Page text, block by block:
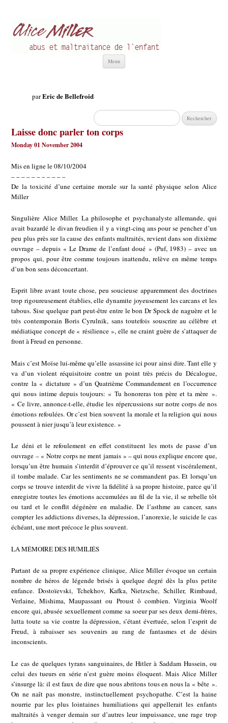
Menu
Rechercher :
parEric de Bellefroid
Laisse donc parler ton corps
Monday 01 November 2004
Mis en ligne le 08/10/2004
– – – – – – – – – – –
De la toxicité d’une certaine morale sur la santé physique selon Alice
Miller
Singulière Alice Miller. La philosophe et psychanalyste allemande, qui
avait bazardé le divan freudien il y a vingt-cinq ans pour se pencher d’un
peu plus près sur la cause des enfants maltraités, revient dans son dixième
ouvrage – depuis « Le Drame de l’enfant doué » (Puf, 1983) – avec un
propos qui, pour être comme toujours inattendu, relève en même temps
d’un bon sens déconcertant.
Esprit libre avant toute chose, peu soucieuse apparemment des doctrines
trop rigoureusement établies, elle dynamite joyeusement les carcans et les
tabous. Sise quelque part peut-être entre le bon Dr Spock de naguère et le
très contemporain Boris Cyrulnik, sans toutefois souscrire au célèbre et
médiatique concept de « résilience », elle ne craint guère de s’attaquer de
front à Freud en personne.
Mais c’est Moïse lui-même qu’elle assassine ici pour ainsi dire. Tant elle y
va d’un violent réquisitoire contre un point très précis du Décalogue,
contre la « dictature » d’un Quatrième Commandement en l’occurrence
qui nous intime depuis toujours: « Tu honoreras ton père et ta mère ».
« Ce livre, annonce-t-elle, étudie les répercussions sur notre corps de nos
émotions refoulées. Or c’est bien souvent la morale et la religion qui nous
poussent à nier jusqu’à leur existence. »
Le déni et le refoulement en effet constituent les mots de passe d’un
ouvrage – « Notre corps ne ment jamais » – qui nous explique encore que,
lorsqu’un être humain s’interdit d’éprouver ce qu’il ressent viscéralement,
il tombe malade. Car les sentiments ne se commandent pas. Et lorsqu’un
corps se trouve interdit de vivre la fidélité à sa propre histoire, parce qu’il
enregistre toutes les émotions accumulées au fil de la vie, il se rebelle tôt
ou tard et le conflit dégénère en maladie. De l’asthme au cancer, sans
compter les addictions diverses, la dépression, l’anorexie, le suicide le cas
échéant, une mort précoce le plus souvent.
LA MÉMOIRE DES HUMILIÉS
Partant de sa propre expérience clinique, Alice Miller évoque un certain
nombre de héros de légende brisés à quelque degré dès la plus petite
enfance. Dostoïevski, Tchekhov, Kafka, Nietzsche, Schiller, Rimbaud,
Verlaine, Mishima, Maupassant ou Proust ô combien. Virginia Woolf
encore qui, abusée sexuellement comme sa soeur par ses deux demi-frères,
lutta toute sa vie contre la dépression, s’étant évertuée, selon l’esprit de
Freud, à rabaisser ses souvenirs au rang de fantasmes et de désirs
inconscients.
Le cas de quelques tyrans sanguinaires, de Hitler à Saddam Hussein, ou
celui des tueurs en série n’est guère moins éloquent. Mais Alice Miller
s’insurge là: il est faux de dire que nous abritons tous en nous la « bête ».
On ne naît pas monstre, instinctuellement psychopathe. C’est la haine
nourrie par les plus lointaines humiliations qui appellerait les enfants
maltraités à venger demain sur d’autres leur impuissance, une rage trop